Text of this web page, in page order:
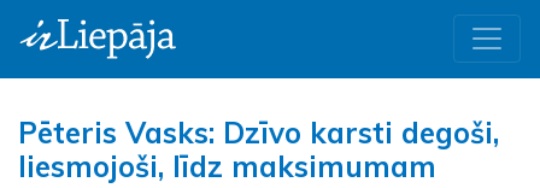
Pēteris Vasks: Dzīvo karsti degoši,
liesmojoši, līdz maksimumam